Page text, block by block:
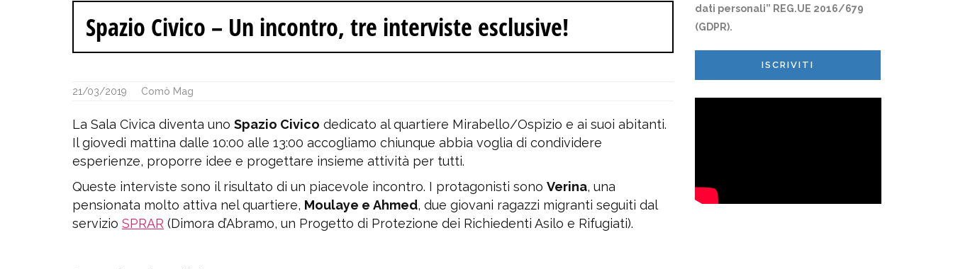
Spazio Civico – Un incontro, tre interviste esclusive!
21/03/2019 Comò Mag
La Sala Civica diventa uno Spazio Civico dedicato al quartiere Mirabello/Ospizio e ai suoi abitanti.
Il giovedi mattina dalle 10:00 alle 13:00 accogliamo chiunque abbia voglia di condividere
esperienze, proporre idee e progettare insieme attività per tutti.
Queste interviste sono il risultato di un piacevole incontro. I protagonisti sono Verina, una
pensionata molto attiva nel quartiere, Moulaye e Ahmed, due giovani ragazzi migranti seguiti dal
servizio SPRAR (Dimora d’Abramo, un Progetto di Protezione dei Richiedenti Asilo e Rifugiati).
dati personali” REG.UE 2016/679
(GDPR).
ISCRIVITI